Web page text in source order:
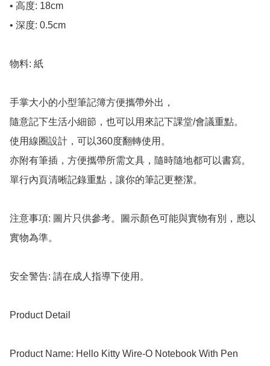
• 高度: 18cm
• 深度: 0.5cm
物料: 紙
手掌大小的小型筆記簿方便攜帶外出，
隨意記下生活小細節，也可以用來記下課堂/會議重點。
使用線圈設計，可以360度翻轉使用。
亦附有筆插，方便攜帶所需文具，隨時隨地都可以書寫。
單行內頁清晰記錄重點，讓你的筆記更整潔。
注意事項: 圖片只供參考。圖示顏色可能與實物有別，應以
實物為準。
安全警告: 請在成人指導下使用。
Product Detail
Product Name: Hello Kitty Wire-O Notebook With Pen